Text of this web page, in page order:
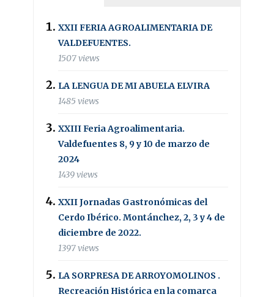
XXII FERIA AGROALIMENTARIA DE
VALDEFUENTES.
1507 views
LA LENGUA DE MI ABUELA ELVIRA
1485 views
XXIII Feria Agroalimentaria.
Valdefuentes 8, 9 y 10 de marzo de
2024
1439 views
XXII Jornadas Gastronómicas del
Cerdo Ibérico. Montánchez, 2, 3 y 4 de
diciembre de 2022.
1397 views
LA SORPRESA DE ARROYOMOLINOS .
Recreación Histórica en la comarca